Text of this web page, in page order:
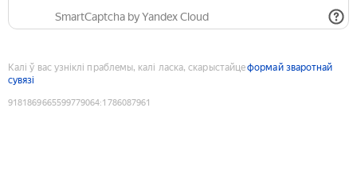
SmartCaptcha by Yandex Cloud
Калі ў вас узніклі праблемы, калі ласка, скарыстайцеформай зваротнай
сувязі
9181869665599779064:1786087961